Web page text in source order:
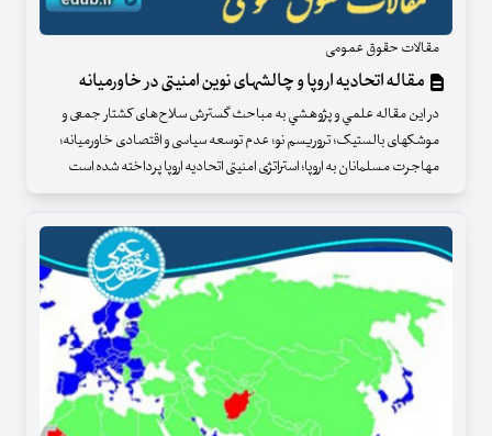
مقالات حقوق عمومی
مقاله اتحادیه اروپا و چالشهای نوین امنیتی در خاورمیانه
در اين مقاله علمي و پژوهشي به مباحث گسترش سلاح‌های کشتار جمعی و
موشکهای بالستیک؛ تروریسم نو؛ عدم توسعه سیاسی و اقتصادی خاورمیانه؛
مهاجرت مسلمانان به اروپا؛ استراتژی امنیتی اتحادیه اروپا پرداخته شده است